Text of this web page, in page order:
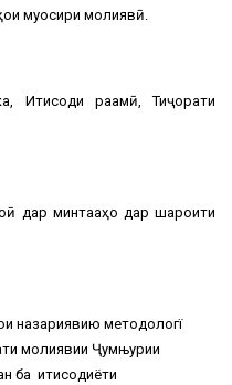
муосири молиявӣ.
Иқтисоди рақамӣ, Тиҷорати
дар минтақаҳо дар шароити
назариявию методологї
молиявии Ҷумњурии
ба иқтисодиёти